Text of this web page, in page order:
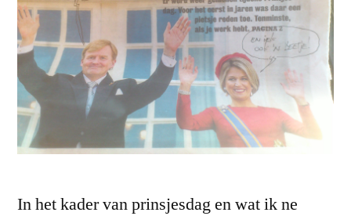
In het kader van prinsjesdag en wat ik ne